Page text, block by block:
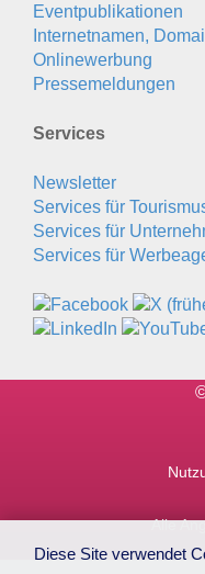
Eventpublikationen
Internetnamen,
Onlinewerbung
Pressemeldungen
Services
Newsletter
Services für
Services für
Services für
Alle
Diese Site verwendet